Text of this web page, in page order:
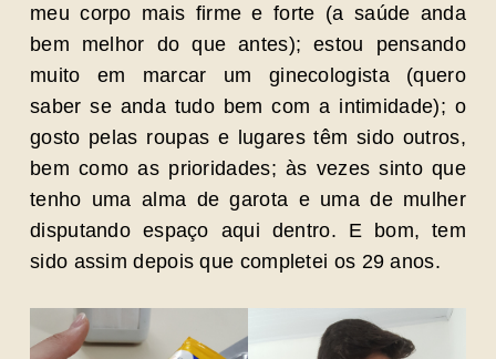
meu corpo mais firme e forte (a saúde anda
bem melhor do que antes); estou pensando
muito em marcar um ginecologista (quero
saber se anda tudo bem com a intimidade); o
gosto pelas roupas e lugares têm sido outros,
bem como as prioridades; às vezes sinto que
tenho uma alma de garota e uma de mulher
disputando espaço aqui dentro. E bom, tem
sido assim depois que completei os 29 anos.